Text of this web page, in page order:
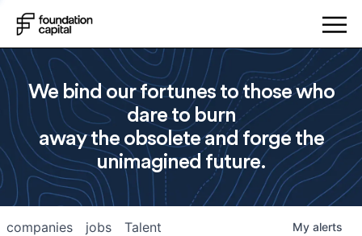
We bind our fortunes to those who
dare to burn
away the obsolete and forge the
unimagined future.
jobs
companies Talent My alerts